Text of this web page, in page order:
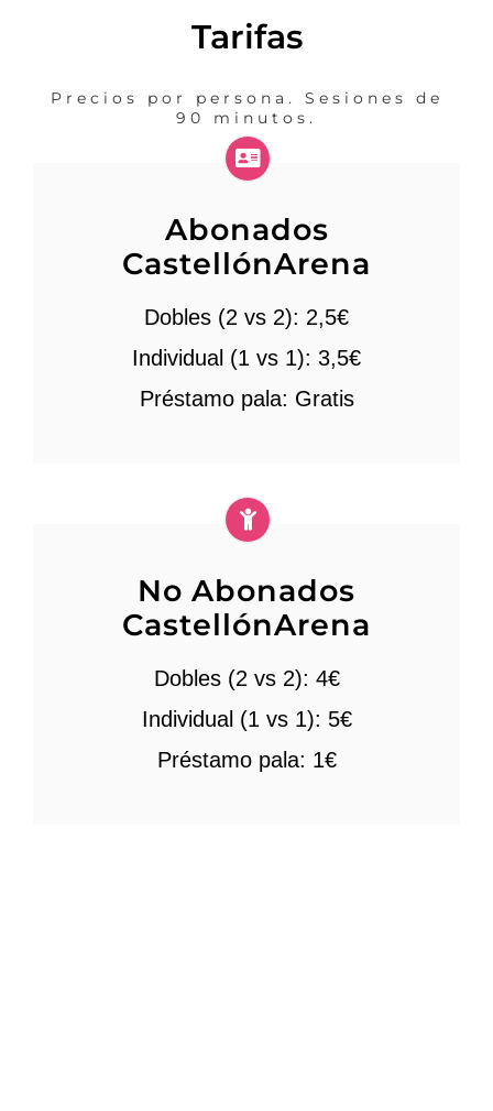
Tarifas
Precios por persona. Sesiones de
90 minutos.
Abonados
CastellónArena
Dobles (2 vs 2): 2,5€
Individual (1 vs 1): 3,5€
Préstamo pala: Gratis
No Abonados
CastellónArena
Dobles (2 vs 2): 4€
Individual (1 vs 1): 5€
Préstamo pala: 1€